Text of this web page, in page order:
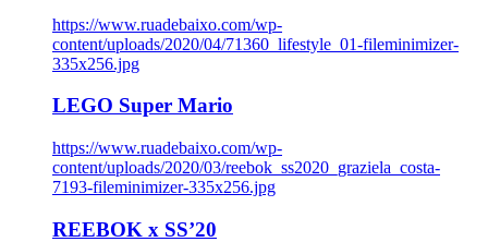
https://www.ruadebaixo.com/wp-
content/uploads/2020/04/71360_lifestyle_01-fileminimizer-
335x256.jpg
LEGO Super Mario
https://www.ruadebaixo.com/wp-
content/uploads/2020/03/reebok_ss2020_graziela_costa-
7193-fileminimizer-335x256.jpg
REEBOK x SS’20